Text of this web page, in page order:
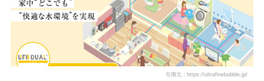
引用元：https://ultrafinebubble.jp/